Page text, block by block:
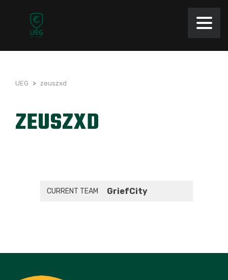
UEG > zeuszxd
ZEUSZXD
CURRENT TEAM GriefCity